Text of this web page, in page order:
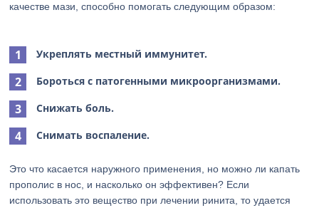
качестве мази, способно помогать следующим образом:
Укреплять местный иммунитет.
Бороться с патогенными микроорганизмами.
Снижать боль.
Снимать воспаление.
Это что касается наружного применения, но можно ли капать
прополис в нос, и насколько он эффективен? Если
использовать это вещество при лечении ринита, то удается